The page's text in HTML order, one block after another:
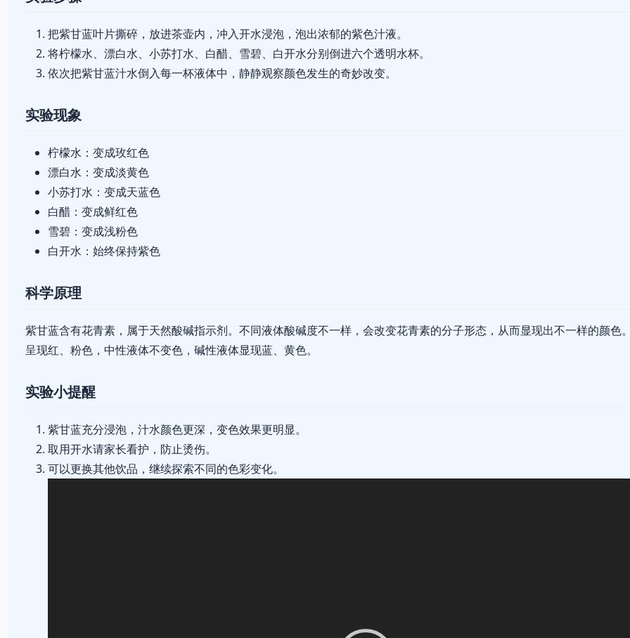
把紫甘蓝叶片撕碎，放进茶壶内，冲入开水浸泡，泡出浓郁的紫色汁液。
将柠檬水、漂白水、小苏打水、白醋、雪碧、白开水分别倒进六个透明水杯。
依次把紫甘蓝汁水倒入每一杯液体中，静静观察颜色发生的奇妙改变。
实验现象
柠檬水：变成玫红色
漂白水：变成淡黄色
小苏打水：变成天蓝色
白醋：变成鲜红色
雪碧：变成浅粉色
白开水：始终保持紫色
科学原理
紫甘蓝含有花青素，属于天然酸碱指示剂。不同液体酸碱度不一样，会改变花青素的分子形态，从而显现出不一样的颜色
呈现红、粉色，中性液体不变色，碱性液体显现蓝、黄色。
实验小提醒
紫甘蓝充分浸泡，汁水颜色更深，变色效果更明显。
取用开水请家长看护，防止烫伤。
可以更换其他饮品，继续探索不同的色彩变化。